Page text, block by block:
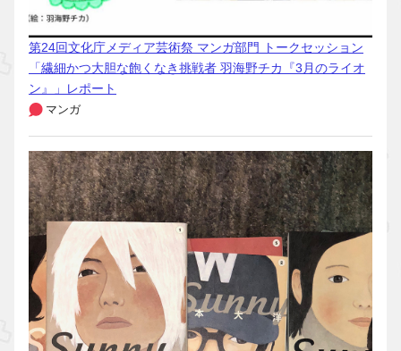
第24回文化庁メディア芸術祭 マンガ部門 トークセッション
「繊細かつ大胆な飽くなき挑戦者 羽海野チカ『3月のライオ
ン』」レポート
マンガ